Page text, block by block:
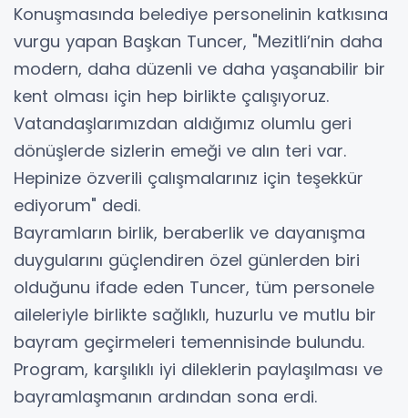
Konuşmasında belediye personelinin katkısına
vurgu yapan Başkan Tuncer, "Mezitli’nin daha
modern, daha düzenli ve daha yaşanabilir bir
kent olması için hep birlikte çalışıyoruz.
Vatandaşlarımızdan aldığımız olumlu geri
dönüşlerde sizlerin emeği ve alın teri var.
Hepinize özverili çalışmalarınız için teşekkür
ediyorum" dedi.
Bayramların birlik, beraberlik ve dayanışma
duygularını güçlendiren özel günlerden biri
olduğunu ifade eden Tuncer, tüm personele
aileleriyle birlikte sağlıklı, huzurlu ve mutlu bir
bayram geçirmeleri temennisinde bulundu.
Program, karşılıklı iyi dileklerin paylaşılması ve
bayramlaşmanın ardından sona erdi.